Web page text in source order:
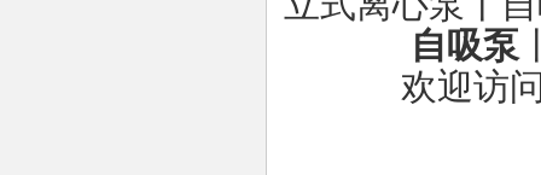
自吸泵
欢迎访